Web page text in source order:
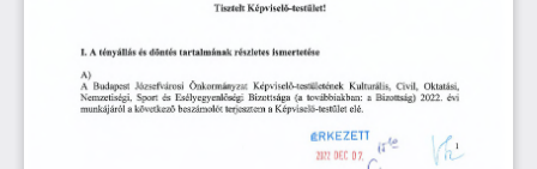
Tisztelt Képviselő-testület!
I. A tényállás és döntés tartalmának részletes ismertetése
A)
A Budapest Józsefvárosi Önkormányzat Képviselő-testületének Kulturális, Civil, Oktatási,
Nemzetiségi, Sport és Esélyegyenlőségi Bizottsága (a továbbiakban: a Bizottság) 2022. évi
munkájáról a következő beszámolót terjesztem a Képviselő-testület elé.
ÉRKEZETT
2022 DEC 0 7.